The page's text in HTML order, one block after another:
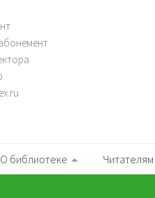
О библиотеке Читателям